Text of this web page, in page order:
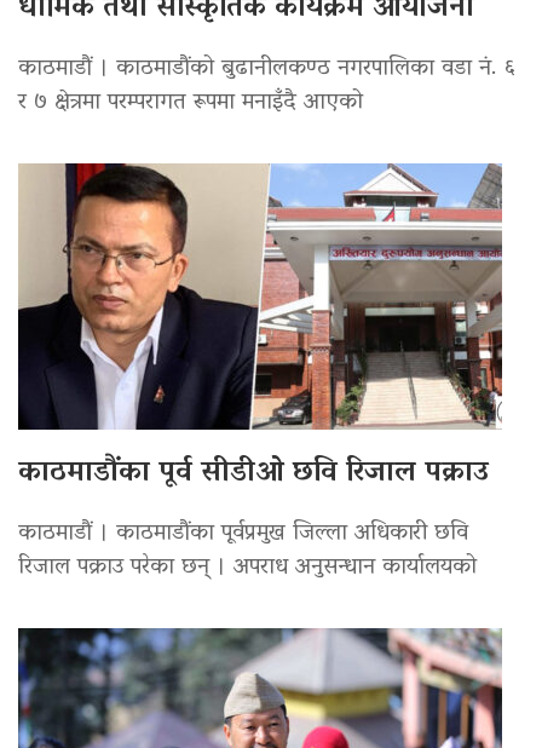
काठमाडौं । काठमाडौंको बुढानीलकण्ठ नगरपालिका वडा नं. ६
र ७ क्षेत्रमा परम्परागत रूपमा मनाइँदै आएको
काठमाडौंका पूर्व सीडीओ छवि रिजाल पक्राउ
काठमाडौं । काठमाडौंका पूर्वप्रमुख जिल्ला अधिकारी छवि
रिजाल पक्राउ परेका छन् । अपराध अनुसन्धान कार्यालयको